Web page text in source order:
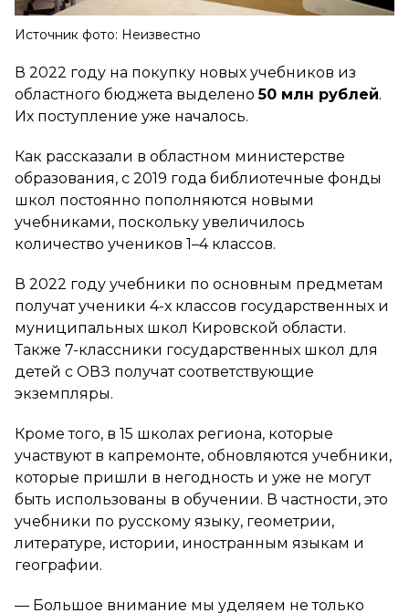
Источник фото: Неизвестно
В 2022 году на покупку новых учебников из
областного бюджета выделено50 млн рублей.
Их поступление уже началось.
Как рассказали в областном министерстве
образования, с 2019 года библиотечные фонды
школ постоянно пополняются новыми
учебниками, поскольку увеличилось
количество учеников 1–4 классов.
В 2022 году учебники по основным предметам
получат ученики 4-х классов государственных и
муниципальных школ Кировской области.
Также 7-классники государственных школ для
детей с ОВЗ получат соответствующие
экземпляры.
Кроме того, в 15 школах региона, которые
участвуют в капремонте, обновляются учебники,
которые пришли в негодность и уже не могут
быть использованы в обучении. В частности, это
учебники по русскому языку, геометрии,
литературе, истории, иностранным языкам и
географии.
— Большое внимание мы уделяем не только